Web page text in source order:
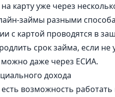
карту уже через
займы разными
с картой проводятся в
срок займа, если не
можно даже через ЕСИА.
дохода
возможность